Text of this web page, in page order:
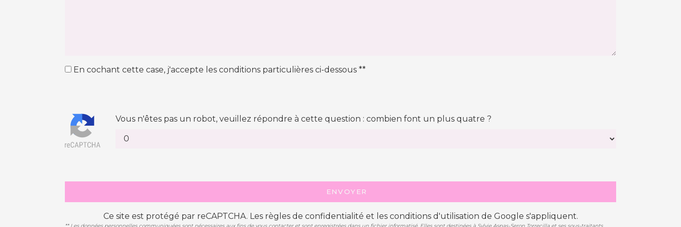
En cochant cette case, j'accepte les conditions particulières ci-dessous **
Vous n'êtes pas un robot, veuillez répondre à cette question : combien font un plus quatre ?
ENVOYER
Ce site est protégé par reCAPTCHA. Les règles de confidentialité et les conditions d'utilisation de Google s'appliquent.
** Les données personnelles communiquées sont nécessaires aux fins de vous contacter et sont enregistrées dans un fichier informatisé. Elles sont destinées à Sylvie Aspas-Seron Torrecilla et ses sous-traitants